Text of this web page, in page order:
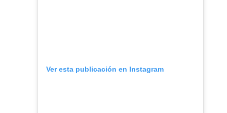
Ver esta publicación en Instagram